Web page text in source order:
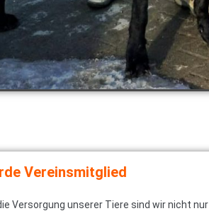
Vereinsmitglied
Versorgung unserer Tiere sind wir nicht nur